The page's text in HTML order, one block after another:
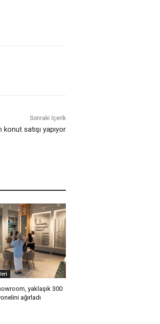
Sonraki İçerik
satışı yapıyor
yaklaşık 300
ağırladı